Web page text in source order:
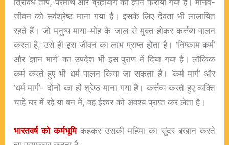
जीवन को सर्वश्रेष्ठ माना गया है। इसके लिए देवता भी लालायित
रहते हैं। जो मनुष्य माया-मोह के जाल से मुक्त होकर कर्त्तव्य पालन
करता है, उसे ही इस जीवन का लाभ प्राप्त होता है। ‘निष्काम कर्म’
और ‘ज्ञान मार्ग’ का उपदेश भी इस पुराण में दिया गया है। लौकिक
कर्म करते हुए भी धर्म पालन किया जा सकता है। ‘कर्म मार्ग’ और
‘धर्म मार्ग’- दोनों का ही श्रेष्ठ माना गया है। कर्त्तव्य करते हुए व्यक्ति
चाहे घर में रहे या वन में, वह ईश्वर को अवश्य प्राप्त कर लेता है।
भारतवर्ष को कर्मभूमिकहकर उसकी महिमा का सुंदर बखान करते